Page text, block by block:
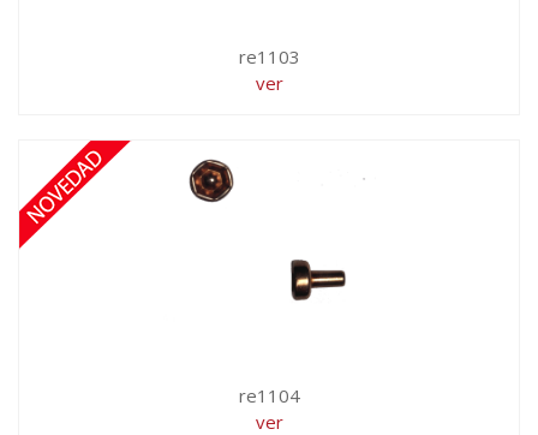
re1103
ver
re1104
ver